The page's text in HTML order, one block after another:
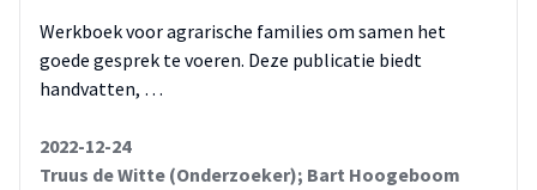
Werkboek voor agrarische families om samen het
goede gesprek te voeren. Deze publicatie biedt
handvatten, …
2022-12-24
Truus de Witte (Onderzoeker); Bart Hoogeboom